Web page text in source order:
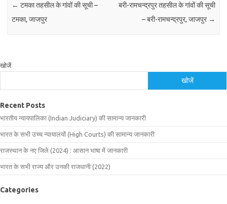
← टमका तहसील के गांवों की सूची –
टमका, जाजपुर
बरी-रामचन्द्रपुर तहसील के गांवों की सूची
– बरी-रामचन्द्रपुर, जाजपुर →
खोजें
खोजें
Recent Posts
भारतीय न्यायपालिका (Indian Judiciary) की सामान्य जानकारी
भारत के सभी उच्च न्यायालयों (High Courts) की सामान्य जानकारी
राजस्थान के नए जिले (2024) : आसान भाषा में जानकारी
भारत के सभी राज्य और उनकी राजधानी (2022)
Categories